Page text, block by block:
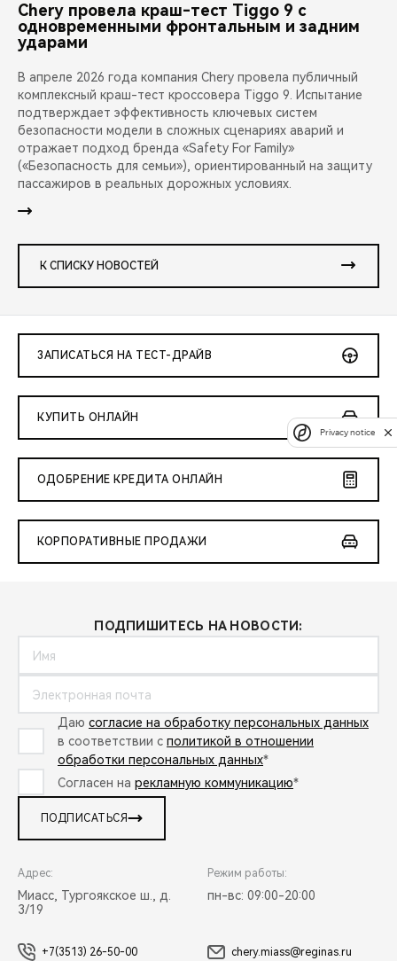
Chery провела краш-тест Tiggo 9 с
одновременными фронтальным и задним
ударами
В апреле 2026 года компания Chery провела публичный
комплексный краш-тест кроссовера Tiggo 9. Испытание
подтверждает эффективность ключевых систем
безопасности модели в сложных сценариях аварий и
отражает подход бренда «Safety For Family»
(«Безопасность для семьи»), ориентированный на защиту
пассажиров в реальных дорожных условиях.
К СПИСКУ НОВОСТЕЙ
ЗАПИСАТЬСЯ НА ТЕСТ-ДРАЙВ
КУПИТЬ ОНЛАЙН
ОДОБРЕНИЕ КРЕДИТА ОНЛАЙН
КОРПОРАТИВНЫЕ ПРОДАЖИ
ПОДПИШИТЕСЬ НА НОВОСТИ:
Даю согласие на обработку персональных данных
в соответствии с политикой в отношении
обработки персональных данных*
Согласен на рекламную коммуникацию*
ПОДПИСАТЬСЯ
Адрес:
Миасс, Тургоякское ш., д.
3/19
Режим работы:
пн-вс: 09:00-20:00
+7(3513) 26-50-00 chery.miass@reginas.ru
Privacy notice